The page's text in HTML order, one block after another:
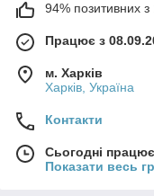
94% позитивних з
Працює з
м. Харків
Харків, Україна
Контакти
Сьогодні
Показати весь